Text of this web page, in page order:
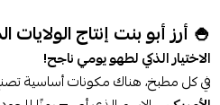
🍚 أرز أبو بنت إنتاج الولايات
الاختيار الذكي لطهو يومي ناجح!
في كل مطبخ، هناك مكونات أساسية